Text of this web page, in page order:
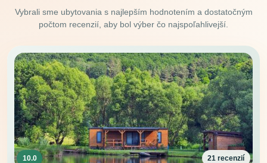
Vybrali sme ubytovania s najlepším hodnotením a dostatočným
počtom recenzií, aby bol výber čo najspoľahlivejší.
10.0 21 recenzií